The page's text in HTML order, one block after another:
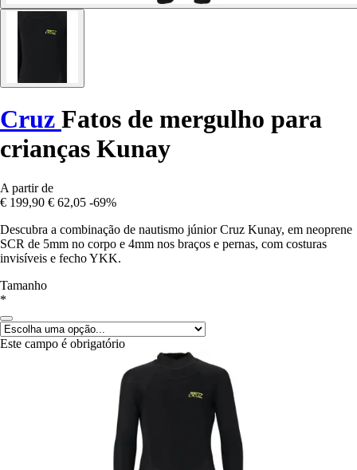
Cruz Fatos de mergulho para
crianças Kunay
A partir de
€ 199,90 € 62,05 -69%
Descubra a combinação de nautismo júnior Cruz Kunay, em neoprene
SCR de 5mm no corpo e 4mm nos braços e pernas, com costuras
invisíveis e fecho YKK.
Tamanho
*
Este campo é obrigatório